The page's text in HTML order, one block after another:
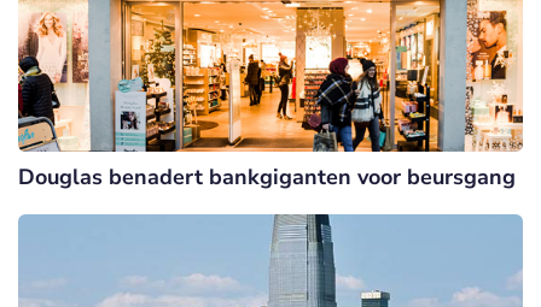
Douglas benadert bankgiganten voor beursgang